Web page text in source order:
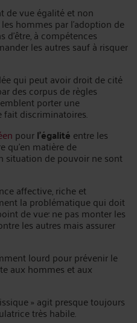
de vue égalité et non
hommes par l'adoption de
d'être, à compétences
les autres sauf à risquer
qui peut avoir droit de cité
des corpus de règles
porter une
discriminatoires.
pourl'égalité entre les
qu'en matière de
situation de pouvoir ne sont
affective, riche et
la problématique qui doit
de vue: ne pas monter les
les autres mais assurer
lourd pour prévenir le
aux hommes et aux
» agit presque toujours
très habile.